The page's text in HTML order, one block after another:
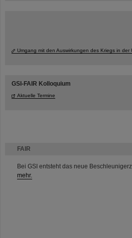
FAIR
Bei GSI entsteht das neue
mehr.
Umgang mit den Auswirkungen des Kriegs in der
GSI-FAIR Kolloquium
Aktuelle Termine